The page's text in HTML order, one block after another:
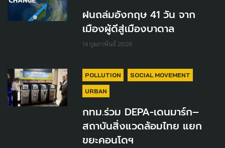
ฝนถล่มอังกฤษ 41 วัน จาก
เมืองผู้ดีสู่เมืองบาดาล
14 กุมภาพันธ์ 2026
POLLUTION SOCIAL MOVEMENT
URBAN
กทม.ร่วม DEPA-เดนมาร์ก–
สถาบันสิ่งแวดล้อมไทย แยก
ขยะคอนโดฯ